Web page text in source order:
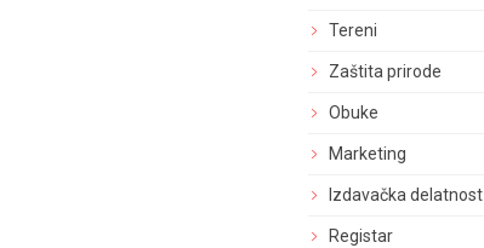
Tereni
Zaštita prirode
Obuke
Marketing
Izdavačka delatnost
Registar